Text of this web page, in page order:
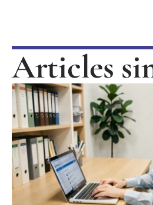
Articles